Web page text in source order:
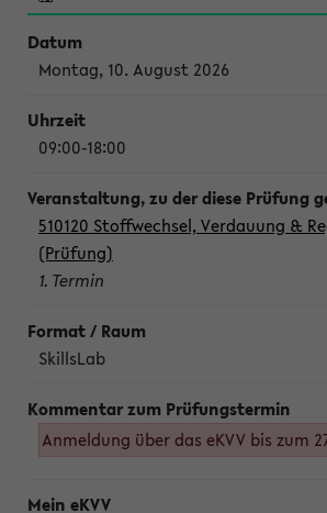
Montag, 10. August 2026
09:00-18:00
510120 Stoffwechsel, Verdauung &
(Prüfung)
1. Termin
SkillsLab
Anmeldung über das eKVV bis zum